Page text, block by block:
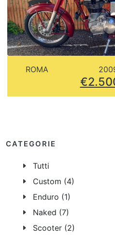
ROMA
CATEGORIE
Tutti
Custom (4)
Enduro (1)
Naked (7)
Scooter (2)